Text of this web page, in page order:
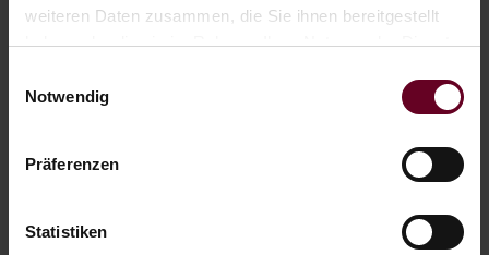
weiteren Daten zusammen, die Sie ihnen bereitgestellt
haben oder die sie im Rahmen Ihrer Nutzung der Dienste
Notwendig
Präferenzen
Statistiken